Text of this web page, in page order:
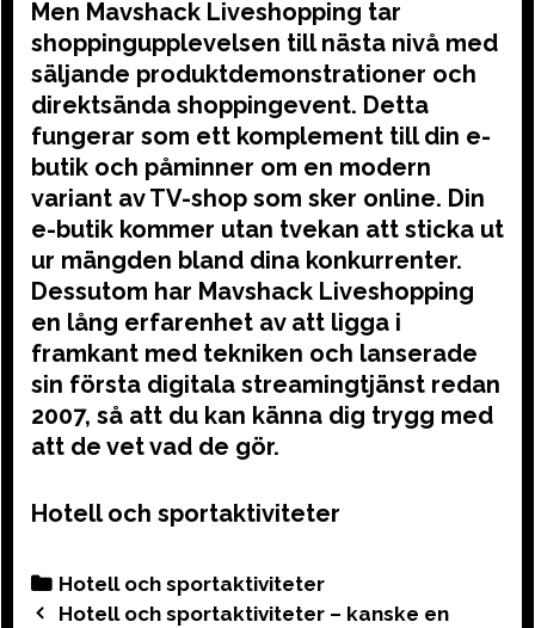
Men Mavshack Liveshopping tar
shoppingupplevelsen till nästa nivå med
säljande produktdemonstrationer och
direktsända shoppingevent. Detta
fungerar som ett komplement till din e-
butik och påminner om en modern
variant av TV-shop som sker online. Din
e-butik kommer utan tvekan att sticka ut
ur mängden bland dina konkurrenter.
Dessutom har Mavshack Liveshopping
en lång erfarenhet av att ligga i
framkant med tekniken och lanserade
sin första digitala streamingtjänst redan
2007, så att du kan känna dig trygg med
att de vet vad de gör.
Hotell och sportaktiviteter
Categories
Hotell och sportaktiviteter
PostHotell och sportaktiviteter – kanske en